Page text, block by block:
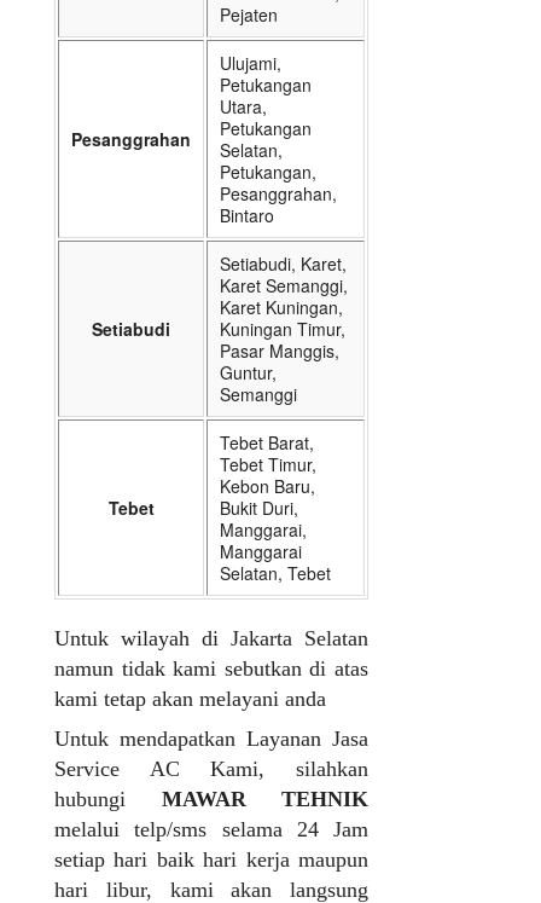
Pejaten
Pesanggrahan
Ulujami,
Petukangan
Utara,
Petukangan
Selatan,
Petukangan,
Pesanggrahan,
Bintaro
Setiabudi
Setiabudi, Karet,
Karet Semanggi,
Karet Kuningan,
Kuningan Timur,
Pasar Manggis,
Guntur,
Semanggi
Tebet
Tebet Barat,
Tebet Timur,
Kebon Baru,
Bukit Duri,
Manggarai,
Manggarai
Selatan, Tebet
Untuk wilayah di Jakarta Selatan
namun tidak kami sebutkan di atas
kami tetap akan melayani anda
Untuk mendapatkan Layanan Jasa
Service AC Kami, silahkan
hubungi MAWAR TEHNIK
melalui telp/sms selama 24 Jam
setiap hari baik hari kerja maupun
hari libur, kami akan langsung